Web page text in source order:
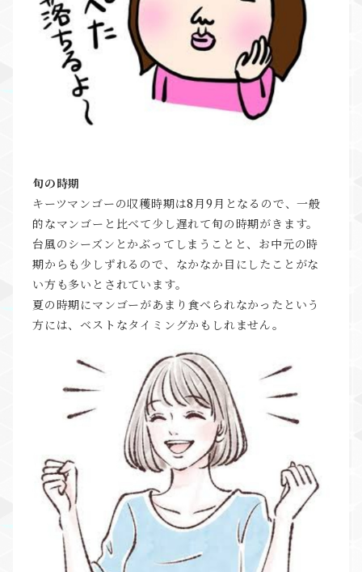
旬の時期
キーツマンゴーの収穫時期は8月9月となるので、一般
的なマンゴーと比べて少し遅れて旬の時期がきます。
台風のシーズンとかぶってしまうことと、お中元の時
期からも少しずれるので、なかなか目にしたことがな
い方も多いとされています。
夏の時期にマンゴーがあまり食べられなかったという
方には、ベストなタイミングかもしれません。